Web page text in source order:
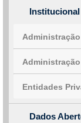
Institucional
Entidades
Dados